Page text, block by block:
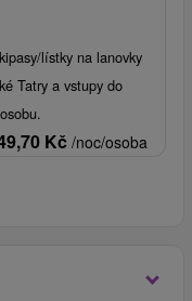
lístky na lanovky
Tatry a vstupy do
Kč /noc/osoba